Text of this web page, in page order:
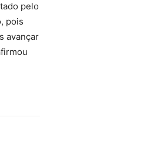
pelo
pois
avançar